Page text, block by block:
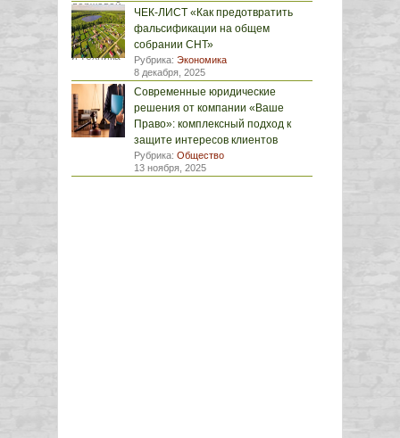
ЧЕК-ЛИСТ «Как предотвратить
фальсификации на общем
собрании СНТ»
Рубрика: Экономика
8 декабря, 2025
Современные юридические
решения от компании «Ваше
Право»: комплексный подход к
защите интересов клиентов
Рубрика: Общество
13 ноября, 2025